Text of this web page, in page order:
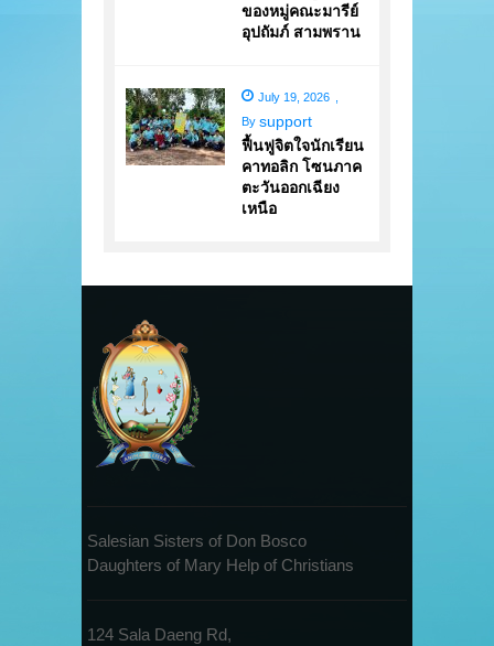
ของหมู่คณะมารีย์
อุปถัมภ์ สามพราน
July 19, 2026
By support
ฟื้นฟูจิตใจนักเรียน
คาทอลิก โซนภาค
ตะวันออกเฉียง
เหนือ
Salesian Sisters of Don Bosco
Daughters of Mary Help of Christians
124 Sala Daeng Rd,